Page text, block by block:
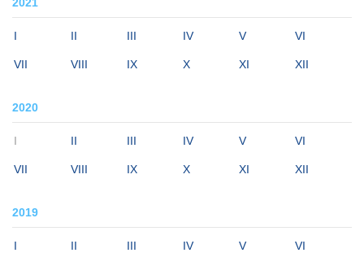
I II III IV V VI
VII VIII IX X XI XII
2020
I II III IV V VI
VII VIII IX X XI XII
2019
I II III IV V VI